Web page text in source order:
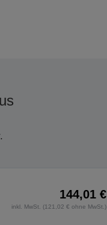
144,01 €
inkl. MwSt. (121,02 € ohne MwSt.)